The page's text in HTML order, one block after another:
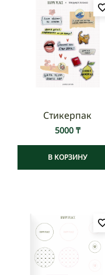
Стикерпак
5000 ₸
В КОРЗИНУ